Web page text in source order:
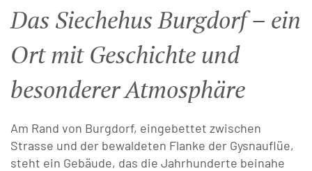
Burgeraufnahme
Natur und Umwelt
Siechehus mieten
Das Siechehus Burgdorf – ein
Ort mit Geschichte und
besonderer Atmosphäre
Am Rand von Burgdorf, eingebettet zwischen
Strasse und der bewaldeten Flanke der Gysnauflüe,
steht ein Gebäude, das die Jahrhunderte beinahe